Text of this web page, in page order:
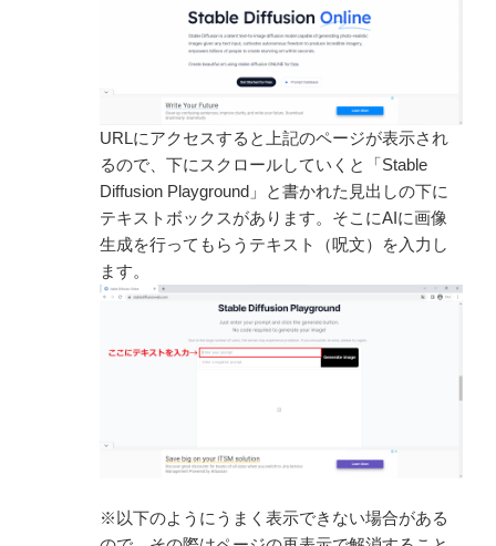
URLにアクセスすると上記のページが表示され
るので、下にスクロールしていくと「Stable
Diffusion Playground」と書かれた見出しの下に
テキストボックスがあります。そこにAIに画像
生成を行ってもらうテキスト（呪文）を入力し
ます。
※以下のようにうまく表示できない場合がある